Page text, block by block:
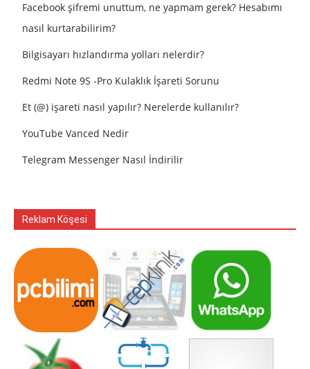
Facebook şifremi unuttum, ne yapmam gerek? Hesabımı
nasıl kurtarabilirim?
Bilgisayarı hızlandırma yolları nelerdir?
Redmi Note 9S -Pro Kulaklık İşareti Sorunu
Et (@) işareti nasıl yapılır? Nerelerde kullanılır?
YouTube Vanced Nedir
Telegram Messenger Nasıl İndirilir
Reklam Köşesi